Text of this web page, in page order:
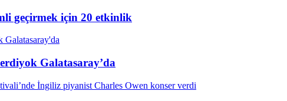
geçirmek için 20 etkinlik
Galatasaray’da